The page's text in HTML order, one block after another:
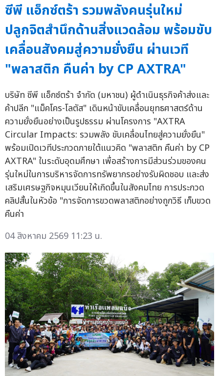
ซีพี แอ็กซ์ตร้า รวมพลังคนรุ่นใหม่
ปลูกจิตสำนึกด้านสิ่งแวดล้อม พร้อมขับ
เคลื่อนสังคมสู่ความยั่งยืน ผ่านเวที
"พลาสติก คืนค่า by CP AXTRA"
บริษัท ซีพี แอ็กซ์ตร้า จำกัด (มหาชน) ผู้ดำเนินธุรกิจค้าส่งและ
ค้าปลีก "แม็คโคร-โลตัส" เดินหน้าขับเคลื่อนยุทธศาสตร์ด้าน
ความยั่งยืนอย่างเป็นรูปธรรม ผ่านโครงการ "AXTRA
Circular Impacts: รวมพลัง ขับเคลื่อนไทยสู่ความยั่งยืน"
พร้อมเปิดเวทีประกวดภายใต้แนวคิด "พลาสติก คืนค่า by CP
AXTRA" ในระดับอุดมศึกษา เพื่อสร้างการมีส่วนร่วมของคน
รุ่นใหม่ในการบริหารจัดการทรัพยากรอย่างรับผิดชอบ และส่ง
เสริมเศรษฐกิจหมุนเวียนให้เกิดขึ้นในสังคมไทย การประกวด
คลิปสั้นในหัวข้อ "การจัดการขวดพลาสติกอย่างถูกวิธี เก็บขวด
คืนค่า
04 สิงหาคม 2569 11:23 น.